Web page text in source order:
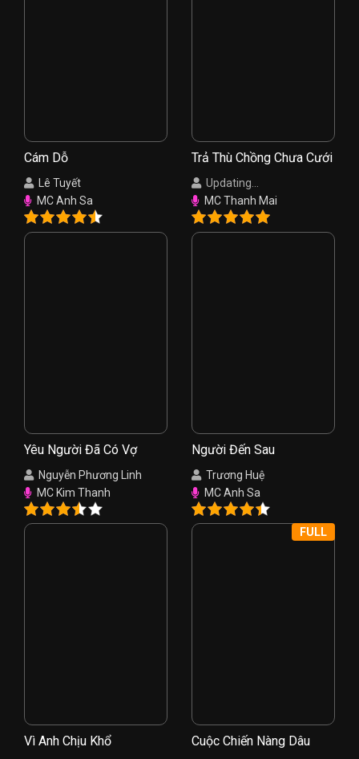
Cám Dỗ
Lê Tuyết
MC Anh Sa
Trả Thù Chồng Chưa Cưới
Updating...
MC Thanh Mai
Yêu Người Đã Có Vợ
Nguyễn Phương Linh
MC Kim Thanh
Người Đến Sau
Trương Huệ
MC Anh Sa
Vì Anh Chịu Khổ Cuộc Chiến Nàng Dâu
FULL